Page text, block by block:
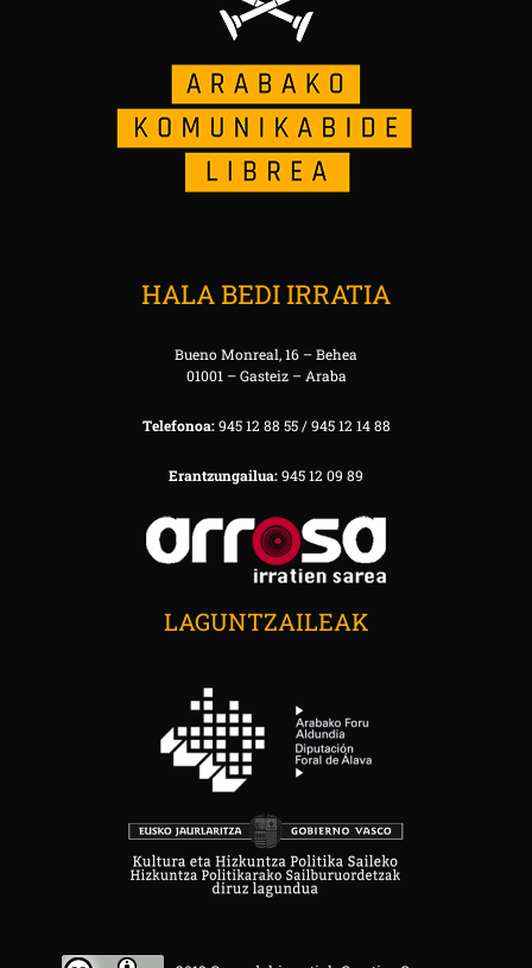
HALA BEDI IRRATIA
Bueno Monreal, 16 – Behea
01001 – Gasteiz – Araba
Telefonoa:945 12 88 55 / 945 12 14 88
Erantzungailua:945 12 09 89
LAGUNTZAILEAK